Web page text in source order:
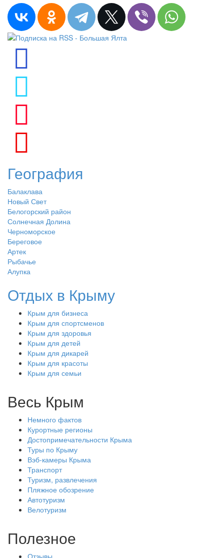
География
Балаклава
Новый Свет
Белогорский район
Солнечная Долина
Черноморское
Береговое
Артек
Рыбачье
Алупка
Отдых в Крыму
Крым для бизнеса
Крым для спортсменов
Крым для здоровья
Крым для детей
Крым для дикарей
Крым для красоты
Крым для семьи
Весь Крым
Немного фактов
Курортные регионы
Достопримечательности Крыма
Туры по Крыму
Вэб-камеры Крыма
Транспорт
Туризм, развлечения
Пляжное обозрение
Автотуризм
Велотуризм
Полезное
Отзывы